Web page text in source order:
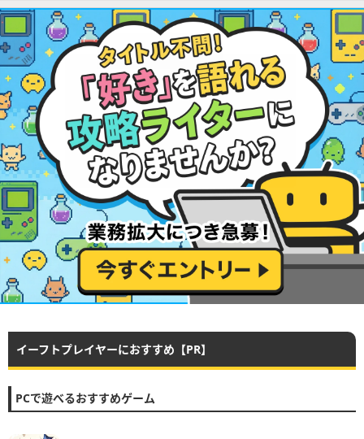
イーフトプレイヤーにおすすめ【PR】
PCで遊べるおすすめゲーム